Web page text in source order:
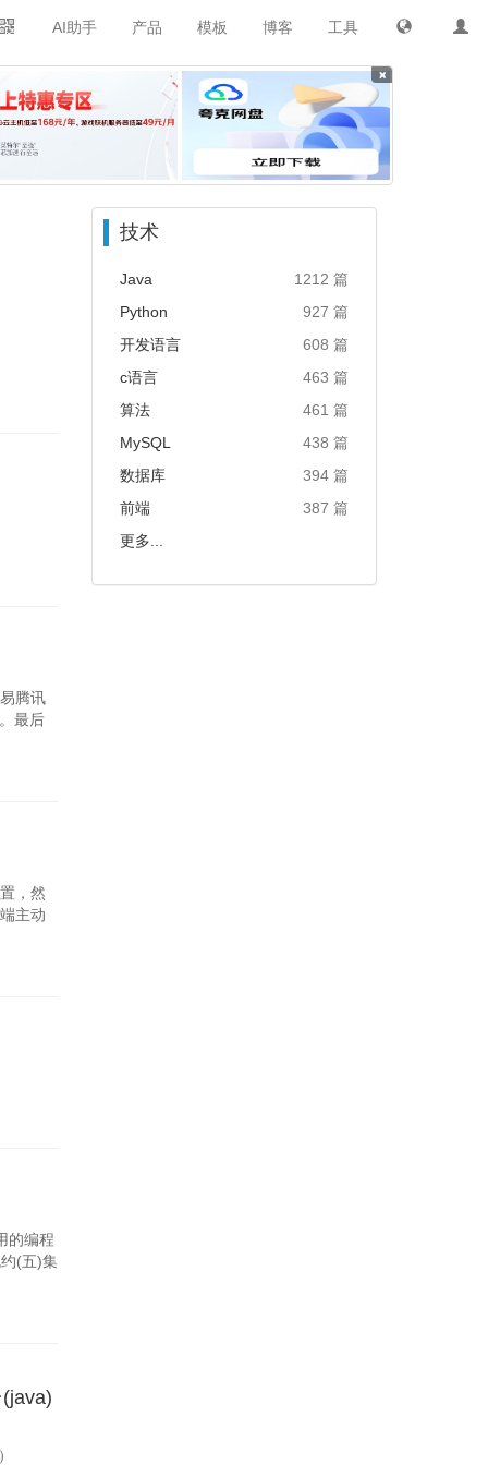
工具
博客
模板
产品
AI助手
×
腾讯
最后
，然
主动
的编程
(五)集
技术
Java
1212 篇
Python
927 篇
开发语言
608 篇
c语言
463 篇
算法
461 篇
MySQL
438 篇
数据库
394 篇
前端
387 篇
更多...